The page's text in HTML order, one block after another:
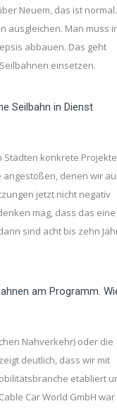
Neuem, das ist normal.
ausgleichen. Man muss
abbauen. Das geht
einsetzen.
Seilbahn in Dienst
Städten konkrete Projekte
angestoßen, denen wir
jetzt nicht negativ
mag, dass das eine
sind acht bis zehn
am Programm.
Nahverkehr) oder die
deutlich, dass wir mit
etabliert
Car World GmbH war